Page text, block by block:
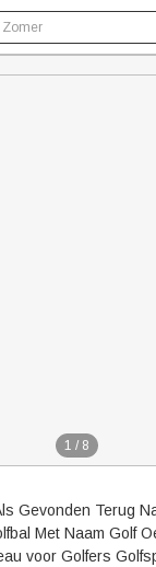
Zomer
1 / 8
Gevonden Terug
Met Naam Golf
voor Golfers